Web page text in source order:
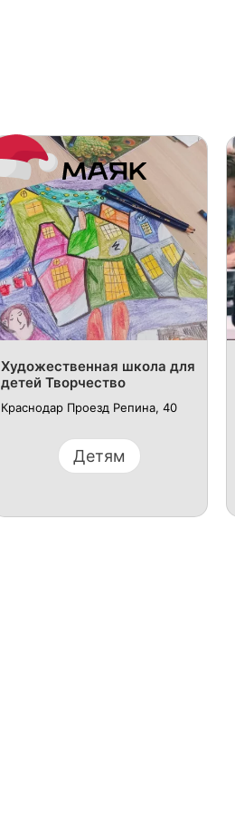
Художественная школа для
детей Творчество
Краснодар Проезд Репина, 40
Детям